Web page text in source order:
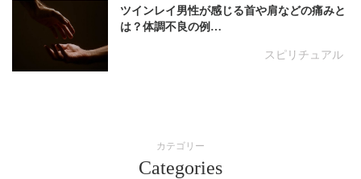
スピリチュアル
ツインレイ男性が感じる首や肩などの痛みと
は？体調不良の例…
カテゴリー
Categories